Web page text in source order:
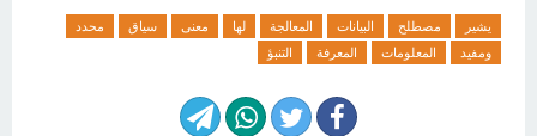
يشير مصطلح البيانات المعالجة لها معنى سياق
محدد
ومفيد
المعلومات المعرفة التنبؤ